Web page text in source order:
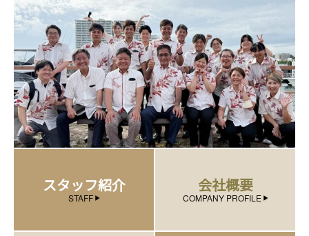
スタッフ紹介
STAFF
会社概要
COMPANY PROFILE